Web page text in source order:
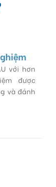
với hơn
được
và đánh